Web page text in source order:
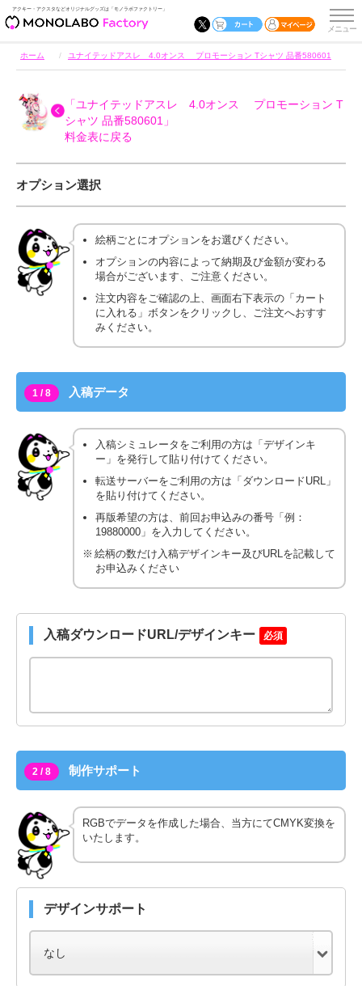
アクキー・アクスタなどオリジナルグッズは「モノラボファクトリー」
ホーム ユナイテッドアスレ 4.0オンス プロモーション Tシャツ 品番580601
「ユナイテッドアスレ 4.0オンス プロモーション T
シャツ 品番580601」
料金表に戻る
オプション選択
絵柄ごとにオプションをお選びください。
オプションの内容によって納期及び金額が変わる
場合がございます、ご注意ください。
注文内容をご確認の上、画面右下表示の「カート
に入れる」ボタンをクリックし、ご注文へおすす
みください。
1 / 8 入稿データ
入稿シミュレータをご利用の方は「デザインキ
ー」を発行して貼り付けてください。
転送サーバーをご利用の方は「ダウンロードURL」
を貼り付けてください。
再版希望の方は、前回お申込みの番号「例：
19880000」を入力してください。
絵柄の数だけ入稿デザインキー及びURLを記載して
お申込みください
入稿ダウンロードURL/デザインキー 必須
2 / 8 制作サポート
RGBでデータを作成した場合、当方にてCMYK変換を
いたします。
デザインサポート